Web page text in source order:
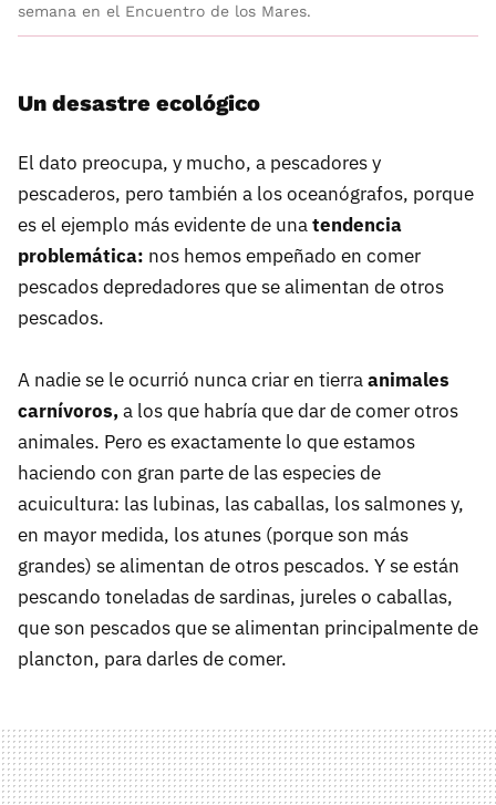
semana en el Encuentro de los Mares.
Un desastre ecológico
El dato preocupa, y mucho, a pescadores y
pescaderos, pero también a los oceanógrafos, porque
es el ejemplo más evidente de unatendencia
problemática: nos hemos empeñado en comer
pescados depredadores que se alimentan de otros
pescados.
A nadie se le ocurrió nunca criar en tierraanimales
carnívoros,a los que habría que dar de comer otros
animales. Pero es exactamente lo que estamos
haciendo con gran parte de las especies de
acuicultura: las lubinas, las caballas, los salmones y,
en mayor medida, los atunes (porque son más
grandes) se alimentan de otros pescados. Y se están
pescando toneladas de sardinas, jureles o caballas,
que son pescados que se alimentan principalmente de
plancton, para darles de comer.